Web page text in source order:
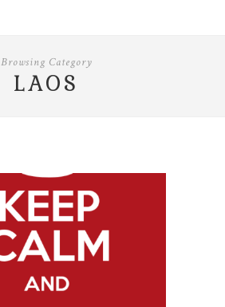
Browsing Category
LAOS